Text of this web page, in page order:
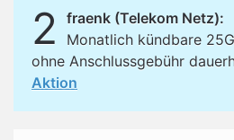
2
fraenk (Telekom Netz):
Monatlich kündbare
ohne Anschlussgebühr
Aktion